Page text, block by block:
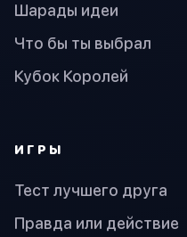
Шарады идеи
Что бы ты выбрал
Кубок Королей
ИГРЫ
Тест лучшего друга
Правда или действие